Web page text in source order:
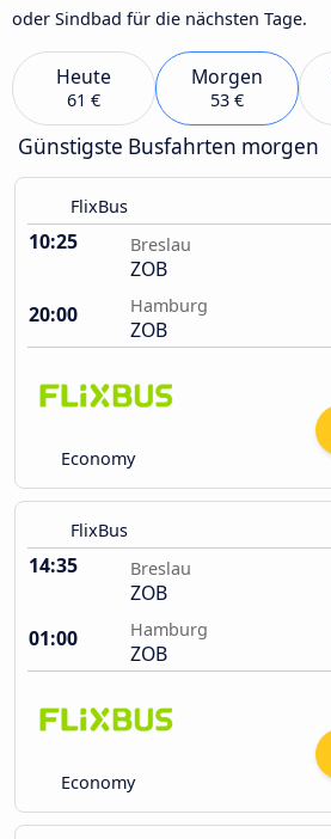
oder Sindbad für die nächsten Tage.
Heute
61 €
Morgen
53 €
Günstigste Busfahrten morgen
FlixBus
10:25 Breslau
ZOB
20:00
Hamburg
ZOB
Economy
FlixBus
14:35 Breslau
ZOB
01:00
Hamburg
ZOB
Economy